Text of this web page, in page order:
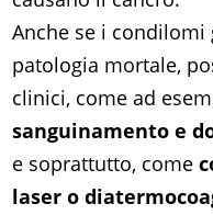
Anche se i
patologia mortale,
clinici, come ad
sanguinamento e
e soprattutto, come
laser o